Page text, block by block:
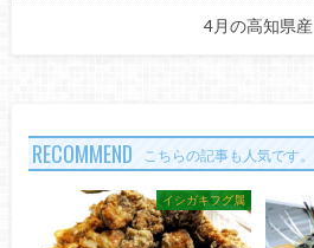
4月の高知県
RECOMMEND こちらの記事も人気です。
イシガキフグ属